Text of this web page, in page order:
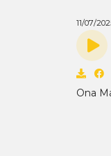
11/07/
Ona